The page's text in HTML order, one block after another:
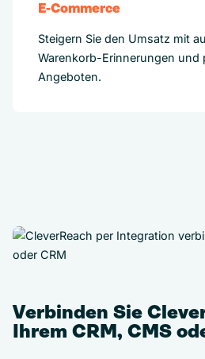
E-Commerce
Steigern Sie den Umsatz mit
Warenkorb-Erinnerungen und
Angeboten.
Verbinden Sie
Ihrem CRM, CMS